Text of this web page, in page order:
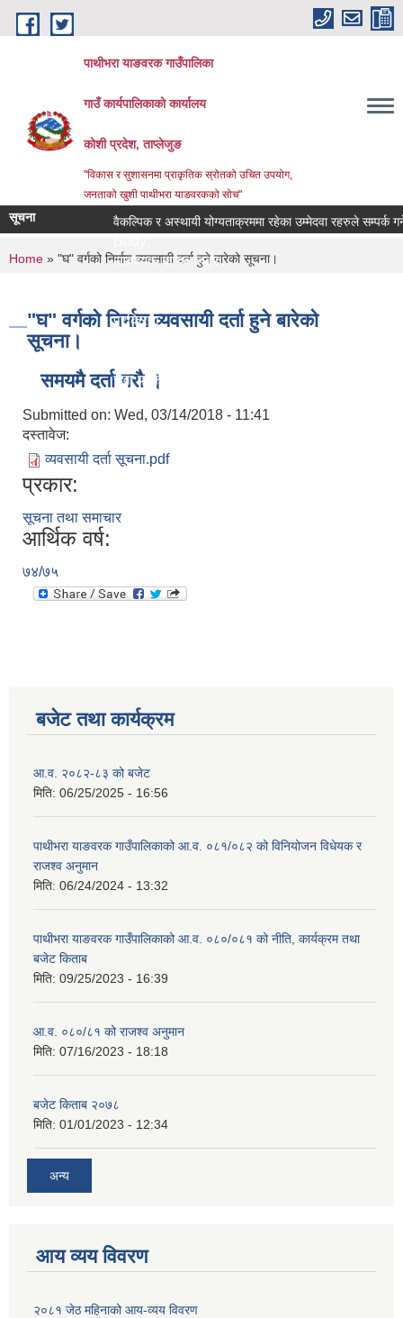
Skip to main content
पाथीभरा याङवरक गाउँपालिका
गाउँ कार्यपालिकाको कार्यालय
कोशी प्रदेश, ताप्लेजुङ
"विकास र सुशासनमा प्राकृतिक स्रोतको उचित उपयोग,
जनताको खुशी पाथीभरा याङवरकको सोच"
सूचना वैकल्पिक र अस्थायी योग्यताक्रममा रहेका उम्मेदवा रहरुले सम्पर्क गर्ने
आवश्यक कागजातहरु:
प्रक्रिया:
सेवा प्रकार:
You are here
Home » "घ" वर्गको निर्माण व्यवसायी दर्ता हुने बारेको सूचना।
"घ" वर्गको निर्माण व्यवसायी दर्ता हुने बारेको
सूचना।
समयमै दर्ता गरौ ।
Submitted on: Wed, 03/14/2018 - 11:41
दस्तावेज:
व्यवसायी दर्ता सूचना.pdf
प्रकार:
सूचना तथा समाचार
आर्थिक वर्ष:
७४/७५
बजेट तथा कार्यक्रम
आ.व. २०८२-८३ को बजेट
मिति: 06/25/2025 - 16:56
पाथीभरा याङवरक गाउँपालिकाको आ.व. ०८१/०८२ को विनियोजन विधेयक र
राजश्व अनुमान
मिति: 06/24/2024 - 13:32
पाथीभरा याङवरक गाउँपालिकाको आ.व. ०८०/०८१ को नीति, कार्यक्रम तथा
बजेट किताब
मिति: 09/25/2023 - 16:39
आ.व. ०८०/८१ को राजश्व अनुमान
मिति: 07/16/2023 - 18:18
बजेट किताब २०७८
मिति: 01/01/2023 - 12:34
अन्य
आय व्यय विवरण
२०८१ जेठ महिनाको आय-व्यय विवरण